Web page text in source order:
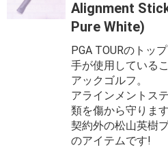
Alignment
Pure White)
PGA TOURのトッ
手が使用している
アックゴルフ。
アラインメントス
類を傷から守ります
契約外の松山英樹
のアイテムです!